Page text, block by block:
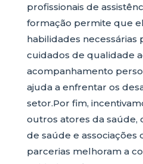
profissionais de
formação permite que
habilidades necessárias
cuidados de qualidade
acompanhamento
ajuda a enfrentar os
setor.Por fim,
outros atores da saúde,
de saúde e associações
parcerias melhoram a